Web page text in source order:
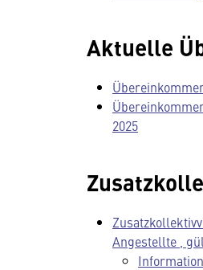
Aktuelle
2025
Angestellte ,